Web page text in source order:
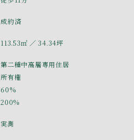
成約済
113.53㎡ ／ 34.34坪
第二種中高層専用住居
所有権
60%
200%
実測